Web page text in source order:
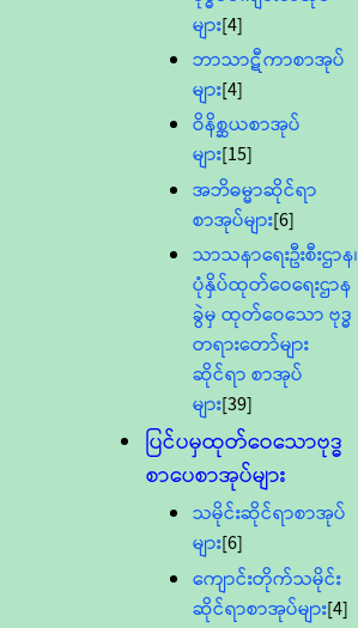
များ[4]
ဘာသာဋီကာစာအုပ်
များ[4]
ဝိနိစ္ဆယစာအုပ်
များ[15]
အဘိဓမ္မာဆိုင်ရာ
စာအုပ်များ[6]
သာသနာရေးဦးစီးဌာန၊
ပုံနှိပ်ထုတ်ဝေရေးဌာန
ခွဲမှ ထုတ်ဝေသော ဗုဒ္ဓ
တရားတော်များ
ဆိုင်ရာ စာအုပ်
များ[39]
ပြင်ပမှထုတ်ဝေသောဗုဒ္ဓ
စာပေစာအုပ်များ
သမိုင်းဆိုင်ရာစာအုပ်
များ[6]
ကျောင်းတိုက်သမိုင်း
ဆိုင်ရာစာအုပ်များ[4]